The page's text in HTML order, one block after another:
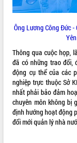
Ông Lương Công Đức -
Thông qua cuộc họp,
đã có những trao đổi,
động cụ thể của các
nghiệp trực thuộc Sở
nhất phải bảo đảm
chuyên môn không bị
định hướng hoạt động
đổi mới quản lý nhà